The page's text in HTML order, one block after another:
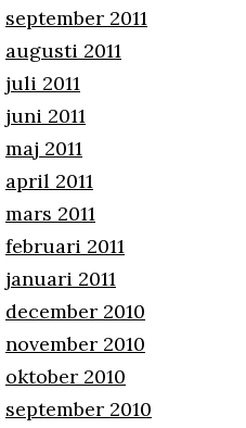
september 2011
augusti 2011
juli 2011
juni 2011
maj 2011
april 2011
mars 2011
februari 2011
januari 2011
december 2010
november 2010
oktober 2010
september 2010